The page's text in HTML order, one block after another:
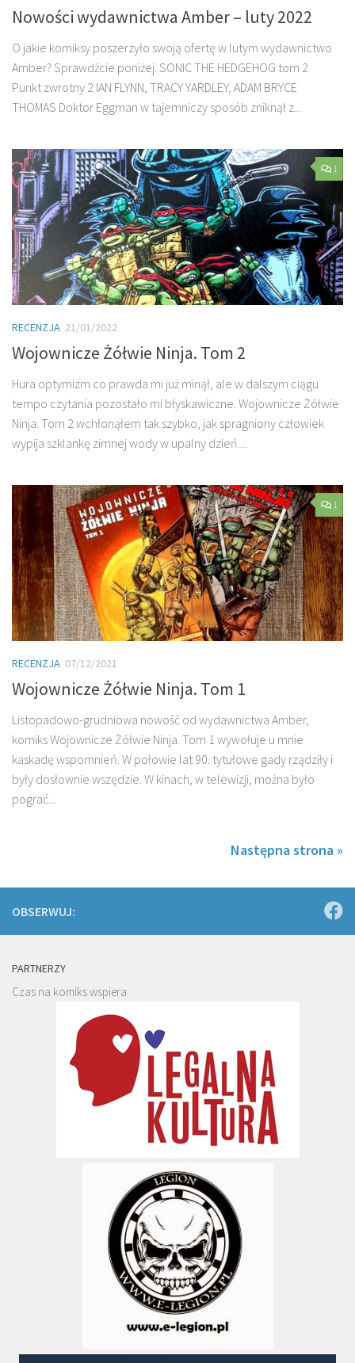
Nowości wydawnictwa Amber – luty 2022
O jakie komiksy poszerzyło swoją ofertę w lutym wydawnictwo
Amber? Sprawdźcie poniżej. SONIC THE HEDGEHOG tom 2
Punkt zwrotny 2 IAN FLYNN, TRACY YARDLEY, ADAM BRYCE
THOMAS Doktor Eggman w tajemniczy sposób zniknął z...
1
RECENZJA 21/01/2022
Wojownicze Żółwie Ninja. Tom 2
Hura optymizm co prawda mi już minął, ale w dalszym ciągu
tempo czytania pozostało mi błyskawiczne. Wojownicze Żółwie
Ninja. Tom 2 wchłonąłem tak szybko, jak spragniony człowiek
wypija szklankę zimnej wody w upalny dzień....
1
RECENZJA 07/12/2021
Wojownicze Żółwie Ninja. Tom 1
Listopadowo-grudniowa nowość od wydawnictwa Amber,
komiks Wojownicze Żółwie Ninja. Tom 1 wywołuje u mnie
kaskadę wspomnień. W połowie lat 90. tytułowe gady rządziły i
były dosłownie wszędzie. W kinach, w telewizji, można było
pograć...
Następna strona »
OBSERWUJ:
PARTNERZY
Czas na komiks wspiera: